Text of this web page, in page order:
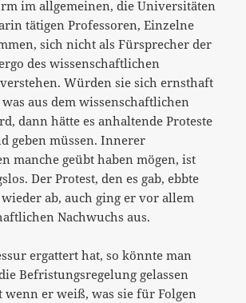
im allgemeinen, die Universitäten
tätigen Professoren, Einzelne
sich nicht als Fürsprecher der
des wissenschaftlichen
Würden sie sich ernsthaft
aus dem wissenschaftlichen
dann hätte es anhaltende Proteste
geben müssen. Innerer
manche geübt haben mögen, ist
Der Protest, den es gab, ebbte
ab, auch ging er vor allem
Nachwuchs aus.
ergattert hat, so könnte man
Befristungsregelung gelassen
wenn er weiß, was sie für Folgen